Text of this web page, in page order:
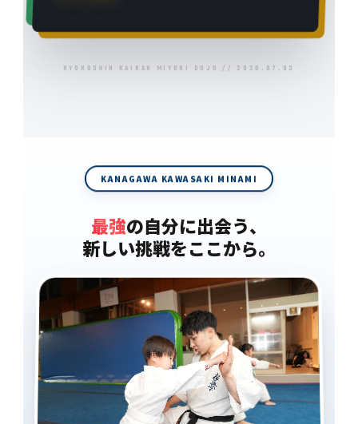
KYOKUSHIN KAIKAN MIYUKI DOJO // 2026.07.03
KANAGAWA KAWASAKI MINAMI
最強の自分に出会う、
新しい挑戦をここから。